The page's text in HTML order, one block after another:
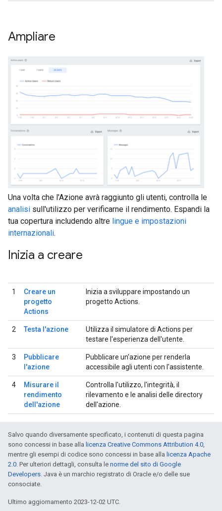
Ampliare
Una volta che l'Azione avrà raggiunto gli utenti, controlla le
analisi sull'utilizzo per verificarne il rendimento. Espandi la
tua copertura includendo altre lingue e impostazioni
internazionali.
Inizia a creare
1
Creare un
progetto
Actions
Inizia a sviluppare impostando un
progetto Actions.
2 Testa l'azione
Utilizza il simulatore di Actions per
testare l'esperienza dell'utente.
3
Pubblicare
l'azione
Pubblicare un'azione per renderla
accessibile agli utenti con l'assistente.
4
Misurare il
rendimento
dell'azione
Controlla l'utilizzo, l'integrità, il
rilevamento e le analisi delle directory
dell'azione.
Salvo quando diversamente specificato, i contenuti di questa pagina
sono concessi in base alla licenza Creative Commons Attribution 4.0,
mentre gli esempi di codice sono concessi in base alla licenza Apache
2.0. Per ulteriori dettagli, consulta le norme del sito di Google
Developers. Java è un marchio registrato di Oracle e/o delle sue
consociate.
Ultimo aggiornamento 2023-12-02 UTC.